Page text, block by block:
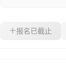
报名已截止